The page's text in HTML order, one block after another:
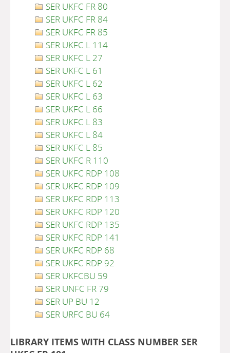
SER UKFC FR 80
SER UKFC FR 84
SER UKFC FR 85
SER UKFC L 114
SER UKFC L 27
SER UKFC L 61
SER UKFC L 62
SER UKFC L 63
SER UKFC L 66
SER UKFC L 83
SER UKFC L 84
SER UKFC L 85
SER UKFC R 110
SER UKFC RDP 108
SER UKFC RDP 109
SER UKFC RDP 113
SER UKFC RDP 120
SER UKFC RDP 135
SER UKFC RDP 141
SER UKFC RDP 68
SER UKFC RDP 92
SER UKFCBU 59
SER UNFC FR 79
SER UP BU 12
SER URFC BU 64
LIBRARY ITEMS WITH CLASS NUMBER SER